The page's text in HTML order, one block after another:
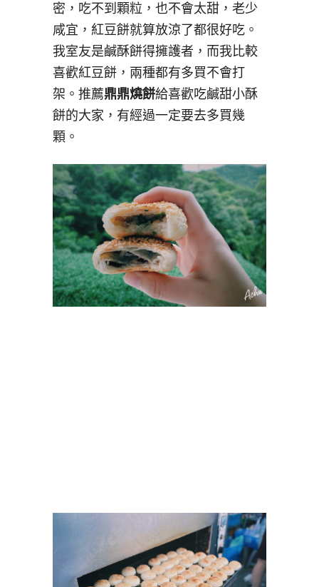
密，吃不到顆粒，也不會太甜，老少
咸宜，紅豆餅就算放涼了都很好吃。
我室友是鹹酥餅得擁護者，而我比較
喜歡紅豆餅，兩種都有多買不會打
架。推薦鼎鼎燒餅給喜歡吃鹹甜小酥
餅的大家，有經過一定要去多買幾
顆。